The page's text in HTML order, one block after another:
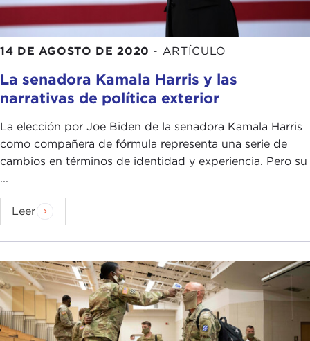
14 DE AGOSTO DE 2020 - ARTÍCULO
La senadora Kamala Harris y las
narrativas de política exterior
La elección por Joe Biden de la senadora Kamala Harris
como compañera de fórmula representa una serie de
cambios en términos de identidad y experiencia. Pero su
...
Leer